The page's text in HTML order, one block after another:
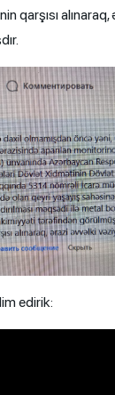
qarşısı
edirik: